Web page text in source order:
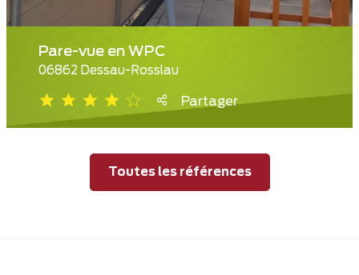
Pare-vue en WPC
06862 Dessau-Rosslau
Partager
Toutes les références